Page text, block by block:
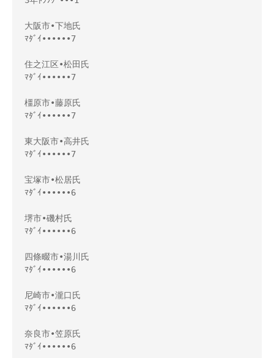
大阪市•下地氏
ﾏﾀﾞｲ••••••7
住之江区•松田氏
ﾏﾀﾞｲ••••••7
橿原市•藤原氏
ﾏﾀﾞｲ••••••7
東大阪市•高井氏
ﾏﾀﾞｲ••••••7
宝塚市•松居氏
ﾏﾀﾞｲ••••••6
堺市•磯村氏
ﾏﾀﾞｲ••••••6
四條畷市•湯川氏
ﾏﾀﾞｲ••••••6
尼崎市•瀧口氏
ﾏﾀﾞｲ••••••6
奈良市•笠原氏
ﾏﾀﾞｲ••••••6